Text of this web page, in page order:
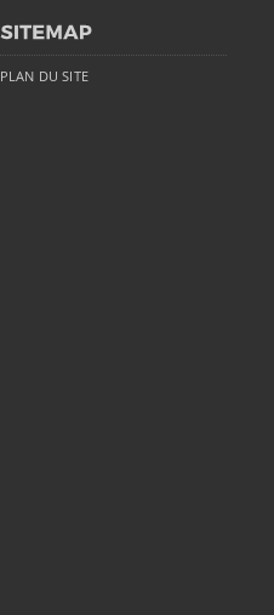
PLAN DU SITE